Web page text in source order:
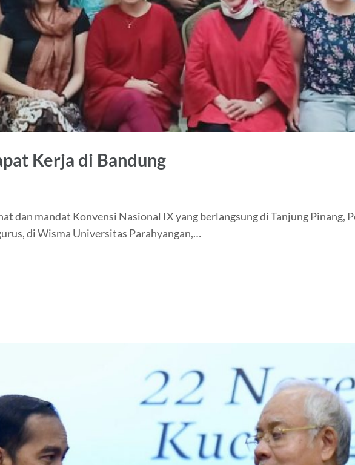
Kerja di Bandung
dan mandat Konvensi Nasional IX yang berlangsung di Tanjung Pinang,
di Wisma Universitas Parahyangan,…